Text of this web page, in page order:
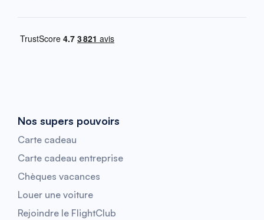
Nos supers pouvoirs
Carte cadeau
Carte cadeau entreprise
Chèques vacances
Louer une voiture
Rejoindre le FlightClub